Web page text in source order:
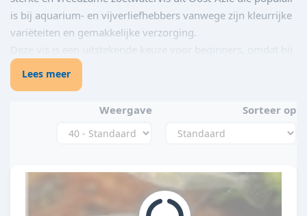
is bij aquarium- en vijverliefhebbers vanwege zijn kleurrijke
variëteiten en gemakkelijke verzorging.
goed gedijt in verschillende omgevingen en weinig eisen
stelt aan zijn leefomgeving, zoals weinig zuurstof of een
Medaka's zijn omnivoren en eten algen, insecten en drijvend
voer, en kunnen zowel in aquaria als in (mini)vijvers
Kenmerken en verzorging
Grootte en uiterlijk: Medaka's worden ongeveer 2 tot 4
cm groot en zijn verkrijgbaar in vele kleuren, zoals
Lees meer
Weergave Sorteer op